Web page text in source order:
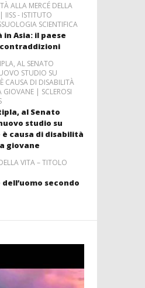
ALLA MERCÉ DELLA
IISS - ISTITUTO
SCIENTIFICA
in Asia: il paese
AL SENATO
STUDIO SU
CAUSA DI DISABILITÀ
GIOVANE | SCLEROSI
al Senato
studio su
causa di disabilità
giovane
VITA – TITOLO
dell’uomo secondo